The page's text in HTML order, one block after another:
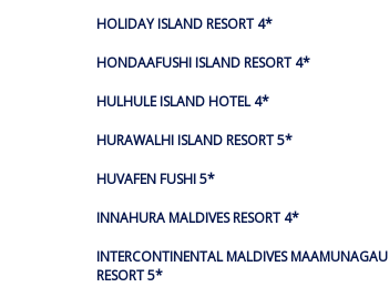
HOLIDAY ISLAND RESORT 4*
HONDAAFUSHI ISLAND RESORT 4*
HULHULE ISLAND HOTEL 4*
HURAWALHI ISLAND RESORT 5*
HUVAFEN FUSHI 5*
INNAHURA MALDIVES RESORT 4*
INTERCONTINENTAL MALDIVES MAAMUNAGAU
RESORT 5*